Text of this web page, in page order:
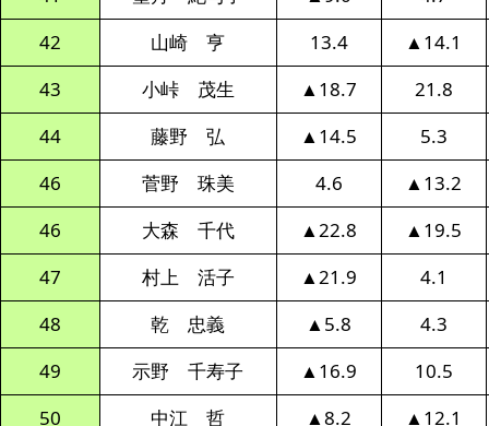
42
山崎 亨 13.4
▲14.1
43
小峠 茂生 ▲18.7
21.8
44
藤野 弘 ▲14.5
5.3
46
菅野 珠美 4.6
▲13.2
46
大森 千代 ▲22.8
▲19.5
47
村上 活子 ▲21.9
4.1
48
乾 忠義 ▲5.8
4.3
49
示野 千寿子 ▲16.9
10.5
50
中江 哲 ▲8.2
▲12.1